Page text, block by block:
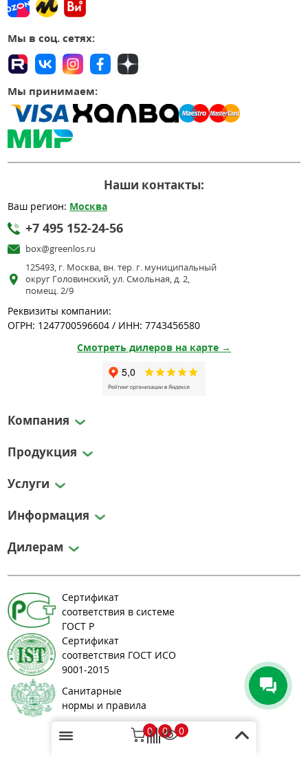
0 0 1
Мы в соц. сетях:
Мы принимаем:
Наши контакты:
Ваш регион: Москва
+7 495 152-24-56
box@greenlos.ru
125493, г. Москва, вн. тер. г. муниципальный
округ Головинский, ул. Смольная, д. 2,
помещ. 2/9
Реквизиты компании:
ОГРН: 1247700596604 / ИНН: 7743456580
Смотреть дилеров на карте →
Компания
Продукция
Услуги
Информация
Дилерам
Сертификат
соответствия в системе
ГОСТ Р
Сертификат
соответствия ГОСТ ИСО
9001-2015
Санитарные
нормы и правила
© 2008-2026 greenlos.ru